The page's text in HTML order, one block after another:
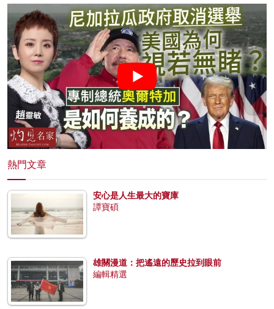
熱門文章
安心是人生最大的寶庫
譚寶碩
雄關漫道：把遙遠的歷史拉到眼前
編輯精選